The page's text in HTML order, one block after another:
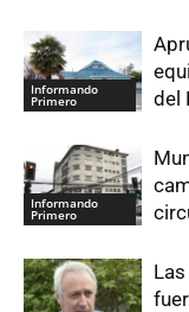
Informando
Primero
del
Informando
Primero